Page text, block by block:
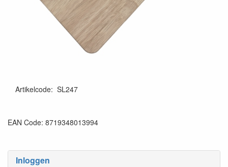
Inloggen
Artikelcode: SL247
EAN Code: 8719348013994